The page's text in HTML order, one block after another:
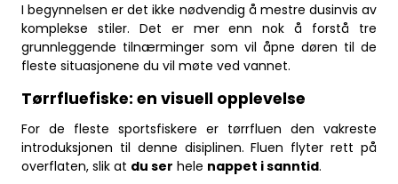
I begynnelsen er det ikke nødvendig å mestre dusinvis av
komplekse stiler. Det er mer enn nok å forstå tre
grunnleggende tilnærminger som vil åpne døren til de
fleste situasjonene du vil møte ved vannet.
Tørrfluefiske: en visuell opplevelse
For de fleste sportsfiskere er tørrfluen den vakreste
introduksjonen til denne disiplinen. Fluen flyter rett på
overflaten, slik at du ser hele nappet i sanntid.